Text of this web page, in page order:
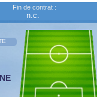
Fin de contrat :
n.c.